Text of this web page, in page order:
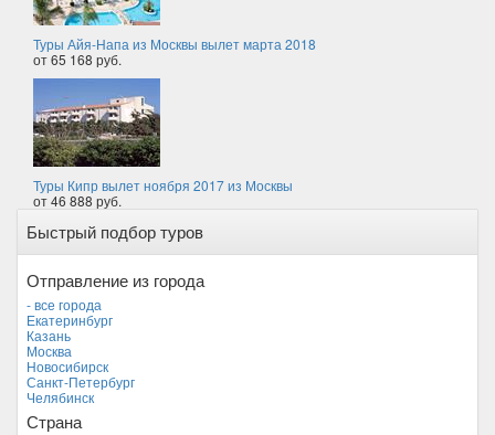
Туры Айя-Напа из Москвы вылет марта 2018
от 65 168 руб.
Туры Кипр вылет ноября 2017 из Москвы
от 46 888 руб.
Быстрый подбор туров
Отправление из города
- все города
Екатеринбург
Казань
Москва
Новосибирск
Санкт-Петербург
Челябинск
Страна